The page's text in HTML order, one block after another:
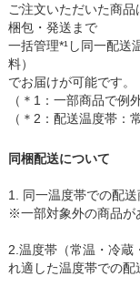
ご注文いただいた商品
梱包・発送まで
一括管理*¹し同一配送
料）
でお届けが可能です。
（＊1：一部商品で例
（＊2：配送温度帯：
同梱配送について
1. 同一温度帯での配送
※一部対象外の商品が
2.温度帯（常温・冷蔵
れ適した温度帯での配